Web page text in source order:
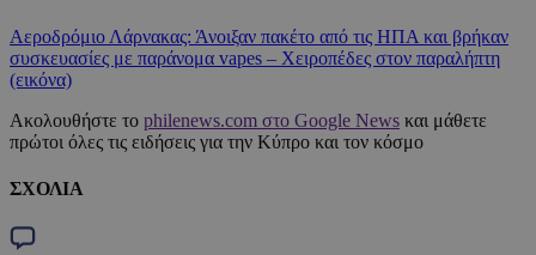
Αεροδρόμιο Λάρνακας: Άνοιξαν πακέτο από τις ΗΠΑ και βρήκαν
συσκευασίες με παράνομα vapes – Χειροπέδες στον παραλήπτη
(εικόνα)
Ακολουθήστε το philenews.com στο Google News και μάθετε
πρώτοι όλες τις ειδήσεις για την Κύπρο και τον κόσμο
ΣΧΟΛΙΑ